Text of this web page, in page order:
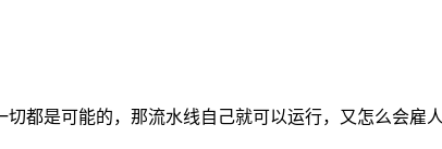
都是可能的，那流水线自己就可以运行，又怎么会雇